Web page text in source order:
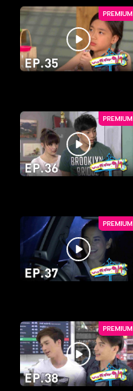
PREMIUM
PREMIUM
PREMIUM
PREMIUM